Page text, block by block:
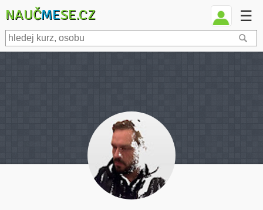
NAUČMESE.CZ ☰